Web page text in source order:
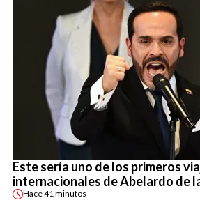
Este sería uno de los primeros
internacionales de Abelardo de
Hace41 minutos